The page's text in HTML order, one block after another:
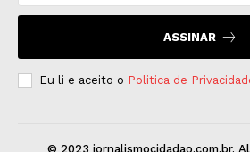
ASSINAR
Eu li e aceito o Politica de
© 2023 jornalismocidadao.com.br.